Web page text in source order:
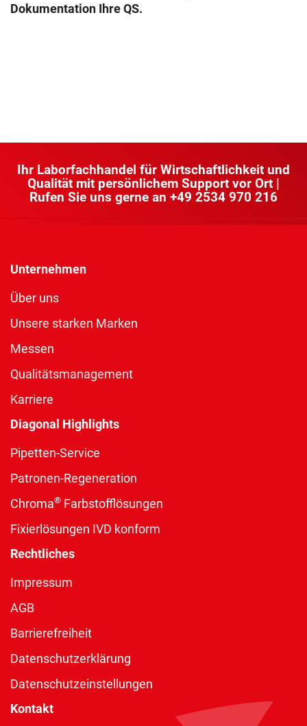
Dokumentation Ihre QS.
Ihr Laborfachhandel für Wirtschaftlichkeit und
Qualität mit persönlichem Support vor Ort |
Rufen Sie uns gerne an +49 2534 970 216
Unternehmen
Über uns
Unsere starken Marken
Messen
Qualitätsmanagement
Karriere
Diagonal Highlights
Pipetten-Service
Patronen-Regeneration
Chroma® Farbstofflösungen
Fixierlösungen IVD konform
Rechtliches
Impressum
AGB
Barrierefreiheit
Datenschutzerklärung
Datenschutzeinstellungen
Kontakt